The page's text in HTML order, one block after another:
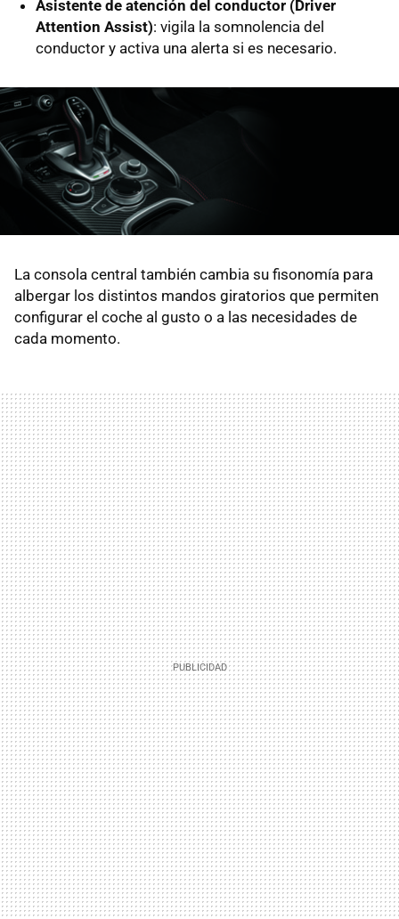
Asistente de atención del conductor (Driver
Attention Assist): vigila la somnolencia del
conductor y activa una alerta si es necesario.
La consola central también cambia su fisonomía para
albergar los distintos mandos giratorios que permiten
configurar el coche al gusto o a las necesidades de
cada momento.